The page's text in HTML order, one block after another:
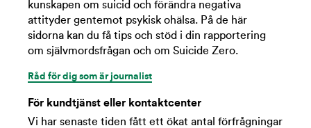
kunskapen om suicid och förändra negativa
attityder gentemot psykisk ohälsa. På de här
sidorna kan du få tips och stöd i din rapportering
om självmordsfrågan och om Suicide Zero.
Råd för dig som är journalist
För kundtjänst eller kontaktcenter
Vi har senaste tiden fått ett ökat antal förfrågningar